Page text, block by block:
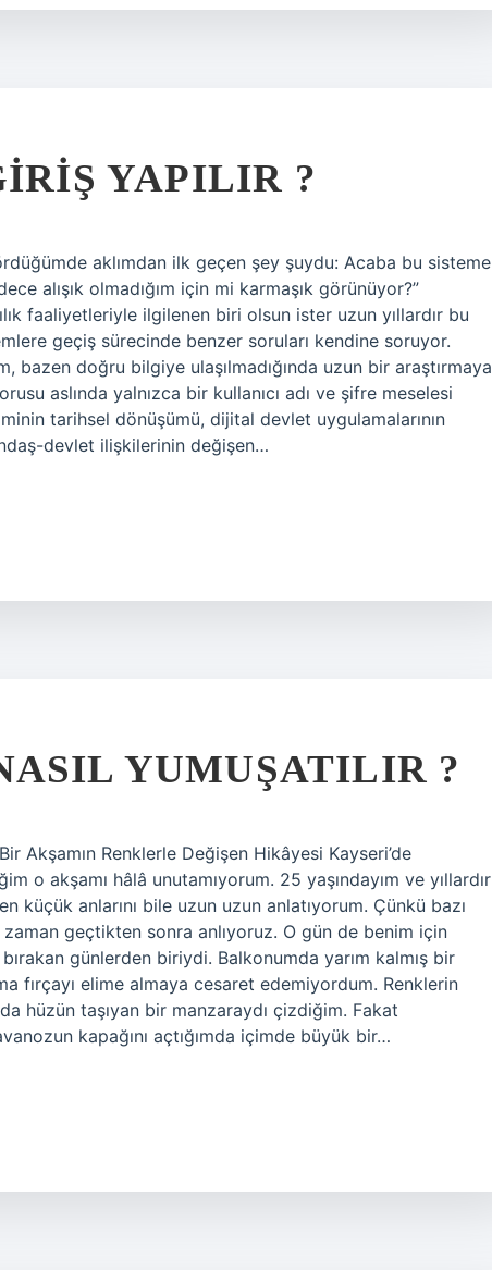
YAPILIR ?
aklımdan ilk geçen şey şuydu: Acaba bu sisteme
alışık olmadığım için mi karmaşık görünüyor?”
faaliyetleriyle ilgilenen biri olsun ister uzun yıllardır bu
geçiş sürecinde benzer soruları kendine soruyor.
bazen doğru bilgiye ulaşılmadığında uzun bir araştırmaya
aslında yalnızca bir kullanıcı adı ve şifre meselesi
tarihsel dönüşümü, dijital devlet uygulamalarının
devlet ilişkilerinin değişen…
YUMUŞATILIR ?
Akşamın Renklerle Değişen Hikâyesi Kayseri’de
o akşamı hâlâ unutamıyorum. 25 yaşındayım ve yıllardır
küçük anlarını bile uzun uzun anlatıyorum. Çünkü bazı
geçtikten sonra anlıyoruz. O gün de benim için
günlerden biriydi. Balkonumda yarım kalmış bir
fırçayı elime almaya cesaret edemiyordum. Renklerin
hüzün taşıyan bir manzaraydı çizdiğim. Fakat
kapağını açtığımda içimde büyük bir…